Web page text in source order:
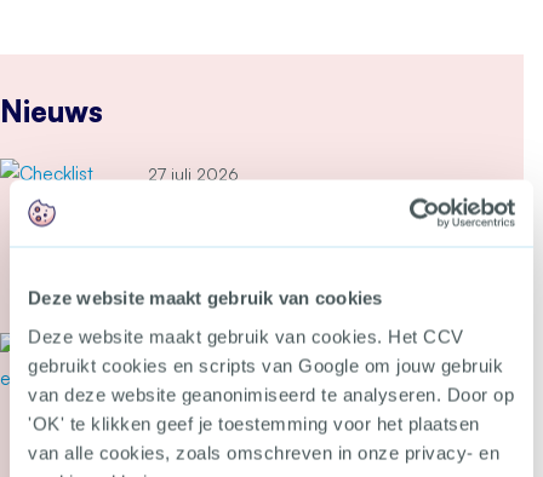
Deze website maakt gebruik van cookies
Deze website maakt gebruik van cookies. Het CCV
gebruikt cookies en scripts van Google om jouw gebruik
van deze website geanonimiseerd te analyseren. Door op
'OK' te klikken geef je toestemming voor het plaatsen
van alle cookies, zoals omschreven in onze privacy- en
Nieuws
27 juli 2026
Nieuwe inspectieschema’s
brandbeveiliging gevaarlijke
stoffen
Meer over Nieuwe inspectieschema’s
27 juli 2026
Webinar: bereik burgers beter
met campagnes over
cybercrime